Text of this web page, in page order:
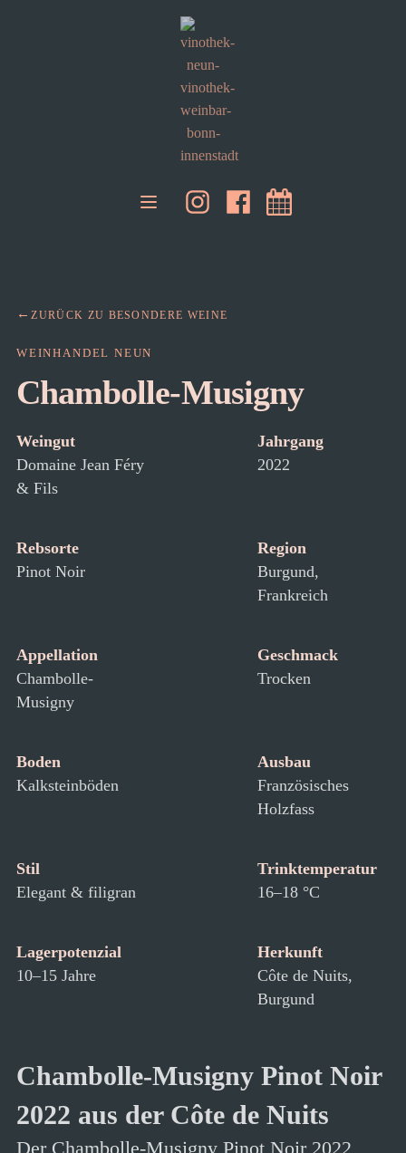
ZURÜCK ZU BESONDERE WEINE
WEINHANDEL NEUN
Chambolle-Musigny
Weingut
Domaine Jean Féry
& Fils
Jahrgang
2022
Rebsorte
Pinot Noir
Region
Burgund,
Frankreich
Appellation
Chambolle-
Musigny
Geschmack
Trocken
Boden
Kalksteinböden
Ausbau
Französisches
Holzfass
Stil
Elegant & filigran
Trinktemperatur
16–18 °C
Lagerpotenzial
10–15 Jahre
Herkunft
Côte de Nuits,
Burgund
Chambolle-Musigny Pinot Noir
2022 aus der Côte de Nuits
Der Chambolle-Musigny Pinot Noir 2022